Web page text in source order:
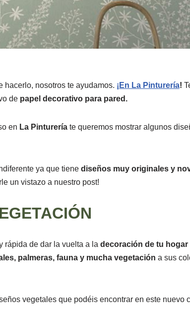
hacerlo, nosotros te ayudamos. ¡En La Pinturería!
de papel decorativo para pared.
en La Pintureríate queremos mostrar algunos
ya que tiene diseños muy originales y
un vistazo a nuestro post!
rápida de dar la vuelta a la decoración de tu hogar
palmeras, fauna y mucha vegetación a sus
vegetales que podéis encontrar en este nuevo